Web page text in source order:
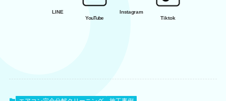
LINE
YouTube
Instagram
Tiktok